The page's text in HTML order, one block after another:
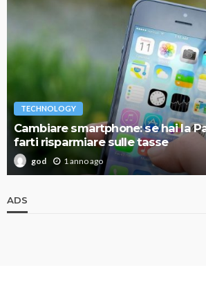
TECHNOLOGY
Cambiare smartphone: se hai la
farti risparmiare sulle tasse
god 1 anno ago
ADS